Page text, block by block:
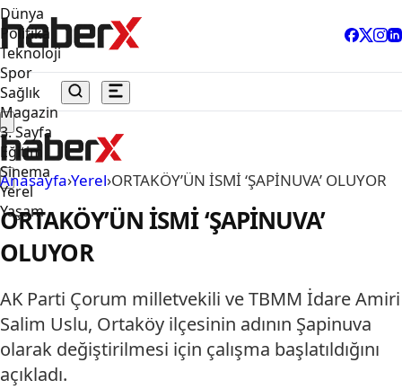
Dünya
Politika
Teknoloji
Spor
Sağlık
Magazin
3. Sayfa
Eğitim
Sinema
Yerel
Yaşam
Anasayfa›Yerel›ORTAKÖY’ÜN İSMİ ‘ŞAPİNUVA’ OLUYOR
ORTAKÖY’ÜN İSMİ ‘ŞAPİNUVA’
OLUYOR
AK Parti Çorum milletvekili ve TBMM İdare Amiri
Salim Uslu, Ortaköy ilçesinin adının Şapinuva
olarak değiştirilmesi için çalışma başlatıldığını
açıkladı.